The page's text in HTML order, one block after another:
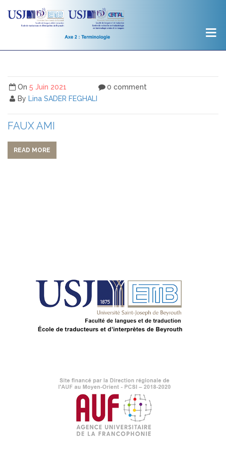
On 5 Juin 2021
By Lina SADER FEGHALI
0 comment
FAUX AMI
READ MORE